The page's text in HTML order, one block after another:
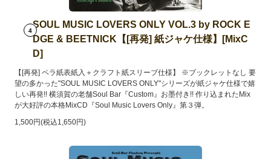
4
SOUL MUSIC LOVERS ONLY VOL.3 by ROCK E
DGE & BEETNICK【[再発] 紙ジャケ仕様】[MixC
D]
【[再発] ペラ紙表紙入＋クラフト紙スリーブ仕様】 ※ブックレットなし 要
望の多かった"SOUL MUSIC LOVERS ONLY"シリーズが紙ジャケ仕様で嬉
しい再発!! 横須賀の老舗Soul Bar『Custom』お墨付き!! 作り込まれたMix
が大好評の本格MixCD『Soul Music Lovers Only』第３弾。
1,500円(税込1,650円)